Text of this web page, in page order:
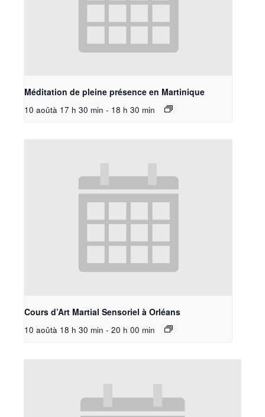
Méditation de pleine présence en Martinique
10 aoûtà 17 h 30 min - 18 h 30 min
Cours d’Art Martial Sensoriel à Orléans
10 aoûtà 18 h 30 min - 20 h 00 min